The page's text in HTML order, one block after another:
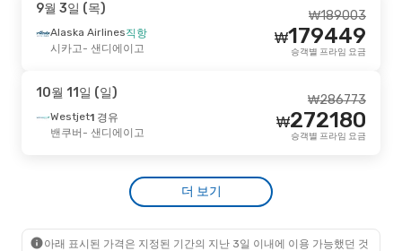
샌디에이고- 샌프란시스코 승객별 프라임 요금
9월 12일 (토)- 9월 14일 (월)
시애틀- 샌디에이고
샌디에이고- 시애틀
235810
220733
승객별 프라임 요금
Frontier Airlines
- 샌디에이고
샌디에이고 - 휴스턴
460833
₩
417316
₩
승객별 프라임 요금
9월 3일 (목)
Alaska Airlines직항
시카고- 샌디에이고
189003
₩
179449
₩
승객별 프라임 요금
10월 11일 (일)
Westjet1 경유
밴쿠버 - 샌디에이고
286773
₩
272180
₩
승객별 프라임 요금
더 보기
아래 표시된 가격은 지정된 기간의 지난 3일 이내에 이용 가능했던 것